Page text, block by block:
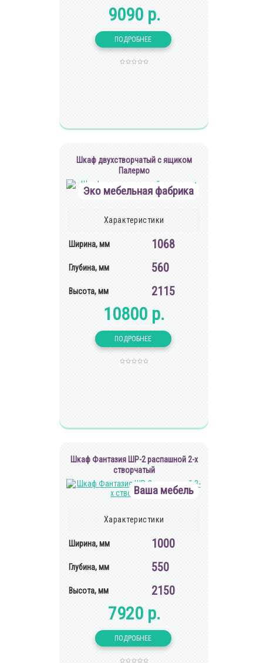
9090 р.
Шкаф двухстворчатый с ящиком
Палермо
Эко мебельная фабрика
Характеристики
Ширина, мм 1068
Глубина, мм 560
Высота, мм 2115
10800 р.
Шкаф Фантазия ШР-2 распашной 2-х
створчатый
Ваша мебель
Характеристики
Ширина, мм 1000
Глубина, мм 550
Высота, мм 2150
7920 р.